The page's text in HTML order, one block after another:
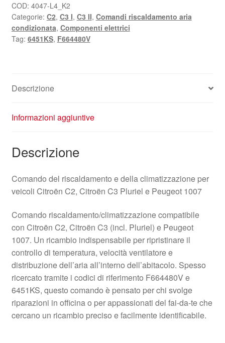
COD: 4047-L4_K2
Categorie: C2, C3 I, C3 II, Comandi riscaldamento aria
condizionata, Componenti elettrici
Tag: 6451KS, F664480V
Descrizione
Informazioni aggiuntive
Descrizione
Comando del riscaldamento e della climatizzazione per
veicoli Citroën C2, Citroën C3 Pluriel e Peugeot 1007
Comando riscaldamento/climatizzazione compatibile
con Citroën C2, Citroën C3 (incl. Pluriel) e Peugeot
1007. Un ricambio indispensabile per ripristinare il
controllo di temperatura, velocità ventilatore e
distribuzione dell’aria all’interno dell’abitacolo. Spesso
ricercato tramite i codici di riferimento F664480V e
6451KS, questo comando è pensato per chi svolge
riparazioni in officina o per appassionati del fai-da-te che
cercano un ricambio preciso e facilmente identificabile.